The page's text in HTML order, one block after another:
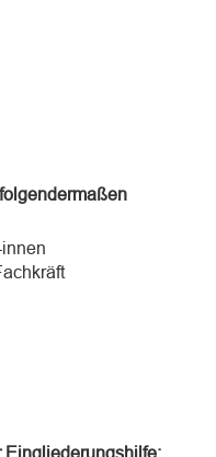
Eingliederungshilfe: